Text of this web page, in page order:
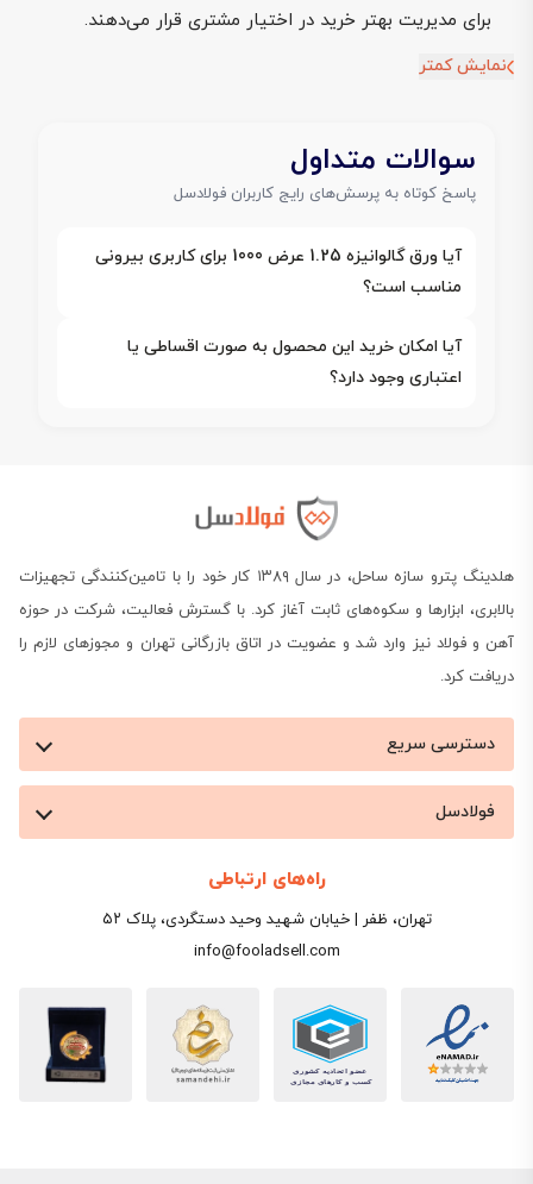
برای مدیریت بهتر خرید در اختیار مشتری قرار می‌دهند.
نمایش کمتر
سوالات متداول
پاسخ کوتاه به پرسش‌های رایج کاربران فولادسل
آیا ورق گالوانیزه 1.25 عرض 1000 برای کاربری بیرونی
مناسب است؟
آیا امکان خرید این محصول به صورت اقساطی یا
اعتباری وجود دارد؟
هلدینگ پترو سازه ساحل، در سال ۱۳۸۹ کار خود را با تامین‌کنندگی تجهیزات
بالابری، ابزارها و سکوه‌های ثابت آغاز کرد. با گسترش فعالیت، شرکت در حوزه
آهن و فولاد نیز وارد شد و عضویت در اتاق بازرگانی تهران و مجوزهای لازم را
دریافت کرد.
دسترسی سریع
فولادسل
راه‌های ارتباطی
تهران، ظفر | خیابان شهید وحید دستگردی، پلاک ۵۲
info@fooladsell.com